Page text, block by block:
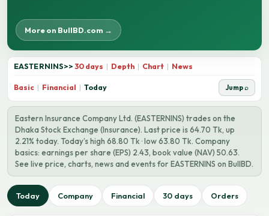
More on BullBD.com →
EASTERNINS>> 30 days | Depth | Chart | News
Basic | Financial | Today Jump ⌕
Eastern Insurance Company Ltd. (EASTERNINS) trades on the
Dhaka Stock Exchange (Insurance). Last price is 64.70 Tk, up
2.21% today. Today’s high 68.80 Tk · low 63.80 Tk. Company
basics: earnings per share (EPS) 2.43, book value (NAV) 50.63.
See live price, charts, news and events for EASTERNINS on BullBD.
Today Company Financial 30 days Orders